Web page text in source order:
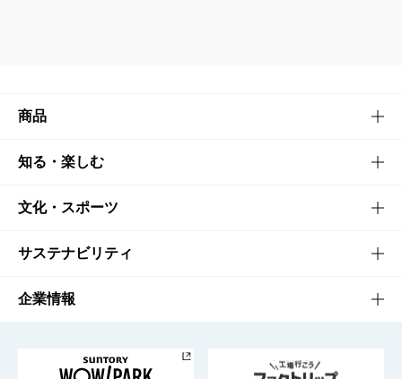
商品
商品TOP
商品一覧
商品発売情報
栄養成分一覧
知る・楽しむ
知る・楽しむTOP
キャンペーン
工場見学
文化・スポーツ
文化・スポーツTOP
サントリーホール
サステナビリティ
サステナビリティTOP
企業情報